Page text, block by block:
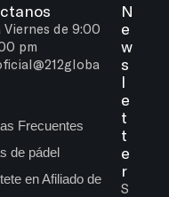
Viernes de 9:00
pm
Frecuentes
de pádel
en Afiliado de
N
e
w
s
l
e
t
t
e
r
S